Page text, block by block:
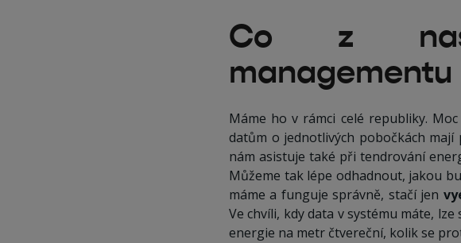
Co z
managementu
Máme ho v rámci celé republiky.
datům o jednotlivých pobočkách
nám asistuje také při tendrování
Můžeme tak lépe odhadnout, jakou
máme a funguje správně, stačí jen
Ve chvíli, kdy data v systému máte, lze
energie na metr čtvereční, kolik se